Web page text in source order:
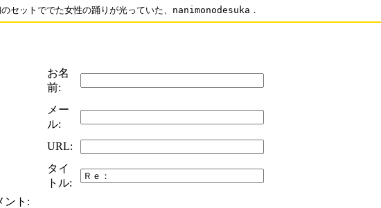
セットででた女性の踊りが光っていた、nanimonodesuka．
お名
前:
メー
ル:
URL:
タイ
トル:
ント: